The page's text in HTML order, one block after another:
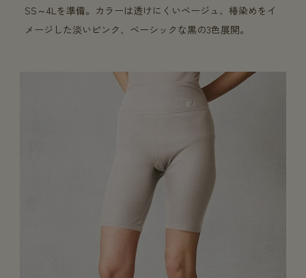
SS～4Lを準備。カラーは透けにくいベージュ、椿染めをイ
メージした淡いピンク、ベーシックな黒の3色展開。